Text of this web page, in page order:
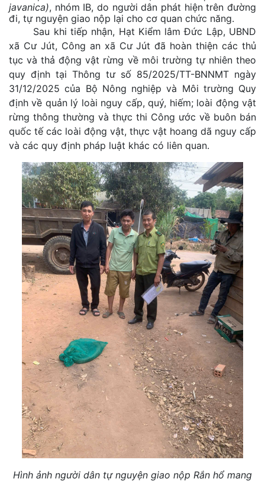
javanica), nhóm IB, do người dân phát hiện trên đường
đi, tự nguyện giao nộp lại cho cơ quan chức năng.
Sau khi tiếp nhận, Hạt Kiểm lâm Đức Lập, UBND
xã Cư Jút, Công an xã Cư Jút đã hoàn thiện các thủ
tục và thả động vật rừng về môi trường tự nhiên theo
quy định tại Thông tư số 85/2025/TT-BNNMT ngày
31/12/2025 của Bộ Nông nghiệp và Môi trường Quy
định về quản lý loài nguy cấp, quý, hiếm; loài động vật
rừng thông thường và thực thi Công ước về buôn bán
quốc tế các loài động vật, thực vật hoang dã nguy cấp
và các quy định pháp luật khác có liên quan.
Hình ảnh người dân tự nguyện giao nộp Rắn hổ mang